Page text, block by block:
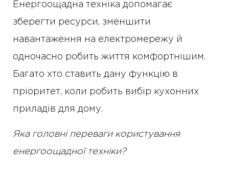
Енергоощадна техніка допомагає
зберегти ресурси, зменшити
навантаження на електромережу й
одночасно робить життя комфортнішим.
Багато хто ставить дану функцію в
пріоритет, коли робить вибір кухонних
приладів для дому.
Яка головні переваги користування
енергоощадної техніки?